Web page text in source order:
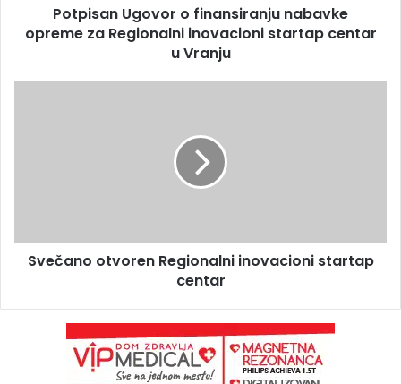
Potpisan Ugovor o finansiranju nabavke
opreme za Regionalni inovacioni startap centar
u Vranju
Svečano otvoren Regionalni inovacioni startap
centar